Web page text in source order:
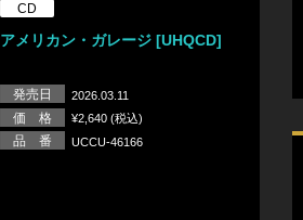
CD
アメリカン・ガレージ [UHQCD]
発売日 2026.03.11
価 格 ¥2,640 (税込)
品 番 UCCU-46166